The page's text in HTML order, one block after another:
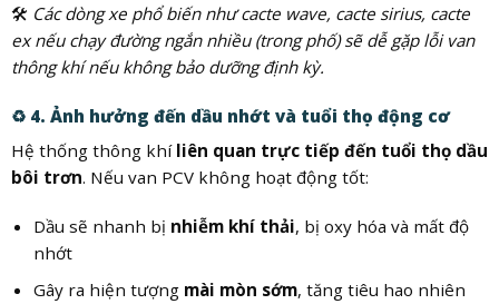
🛠️ Các dòng xe phổ biến như cacte wave, cacte sirius, cacte
ex nếu chạy đường ngắn nhiều (trong phố) sẽ dễ gặp lỗi van
thông khí nếu không bảo dưỡng định kỳ.
♻️ 4. Ảnh hưởng đến dầu nhớt và tuổi thọ động cơ
Hệ thống thông khí liên quan trực tiếp đến tuổi thọ dầu
bôi trơn. Nếu van PCV không hoạt động tốt:
Dầu sẽ nhanh bị nhiễm khí thải, bị oxy hóa và mất độ
nhớt
Gây ra hiện tượng mài mòn sớm, tăng tiêu hao nhiên